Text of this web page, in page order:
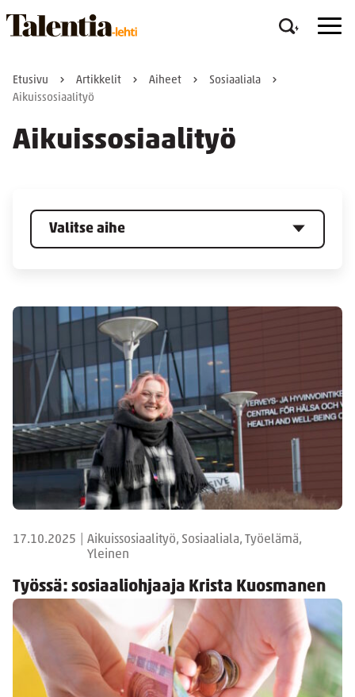
Etusivu Artikkelit Aiheet
Sosiaaliala
Aikuissosiaalityö
Aikuissosiaalityö
17.10.2025
Aikuissosiaalityö, Sosiaaliala, Työelämä,
Yleinen
Työssä: sosiaaliohjaaja Krista Kuosmanen
Valitse aihe